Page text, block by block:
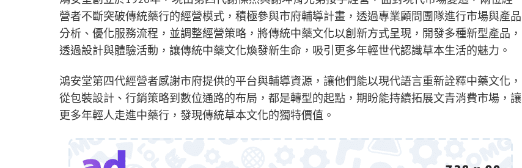
營者不斷突破傳統藥行的經營模式，積極參與市府輔導計畫，透過專業顧問團隊進行市場與產品
分析、優化服務流程，並調整經營策略，將傳統中藥文化以創新方式呈現，開發多種新型產品，
透過設計與體驗活動，讓傳統中藥文化煥發新生命，吸引更多年輕世代認識草本生活的魅力。
鴻安堂第四代經營者感謝市府提供的平台與輔導資源，讓他們能以現代語言重新詮釋中藥文化，
從包裝設計、行銷策略到數位通路的布局，都是轉型的起點，期盼能持續拓展文青消費市場，讓
更多年輕人走進中藥行，發現傳統草本文化的獨特價值。